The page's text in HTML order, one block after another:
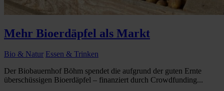
Mehr Bioerdäpfel als Markt
Bio & Natur Essen & Trinken
Der Biobauernhof Böhm spendet die aufgrund der guten Ernte
überschüssigen Bioerdäpfel – finanziert durch Crowdfunding...